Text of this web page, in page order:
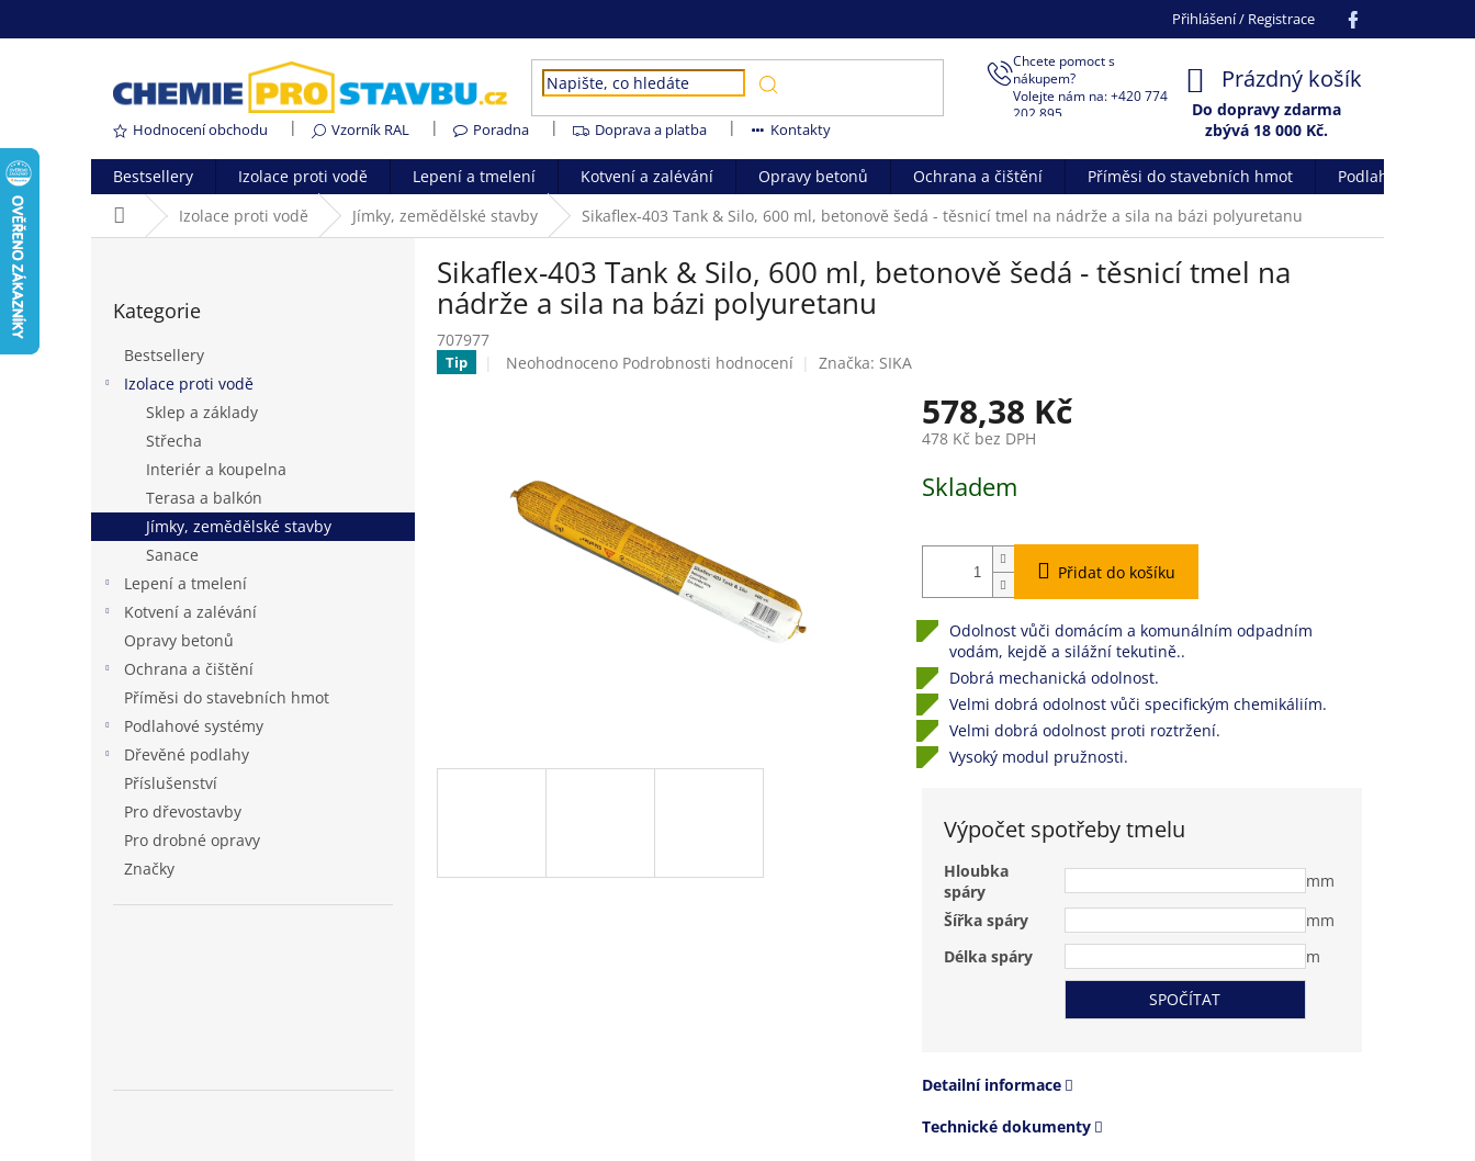
Přihlášení / Registrace
Chcete pomoct s
nákupem?
Volejte nám na: +420 774
202 895
NÁKUPNÍ
KOŠÍK
Prázdný košík
Hodnocení obchodu Vzorník RAL Poradna Doprava a platba Kontakty
Do dopravy zdarma
zbývá 18 000 Kč.
Bestsellery Izolace proti vodě Lepení a tmelení Kotvení a zalévání Opravy betonů Ochrana a čištění Příměsi do stavebních hmot
Podlahové
Domů Izolace proti vodě Jímky, zemědělské stavby Sikaflex-403 Tank & Silo, 600 ml, betonově šedá - těsnicí tmel na nádrže a sila na bázi polyuretanu
n
e
kategorie
Kategorie
Bestsellery
Izolace proti vodě
Sklep a základy
Střecha
Interiér a koupelna
Terasa a balkón
Jímky, zemědělské stavby
Sanace
Lepení a tmelení
Kotvení a zalévání
Opravy betonů
Ochrana a čištění
Příměsi do stavebních hmot
Podlahové systémy
Dřevěné podlahy
Příslušenství
Pro dřevostavby
Pro drobné opravy
Značky
Sikaflex-403 Tank & Silo, 600 ml, betonově šedá - těsnicí tmel na
nádrže a sila na bázi polyuretanu
707977
Tip
Průměrné
5
hvězdiček.
Neohodnoceno Podrobnosti hodnocení Značka: SIKA
578,38 Kč
478 Kč bez DPH
cena:
Skladem
Přidat do košíku
Odolnost vůči domácím a komunálním odpadním
vodám, kejdě a silážní tekutině..
Dobrá mechanická odolnost.
Velmi dobrá odolnost vůči specifickým chemikáliím.
Velmi dobrá odolnost proti roztržení.
Vysoký modul pružnosti.
Výpočet spotřeby tmelu
Hloubka
spáry
mm
Šířka spáry
mm
Délka spáry
m
Detailní informace
Technické dokumenty